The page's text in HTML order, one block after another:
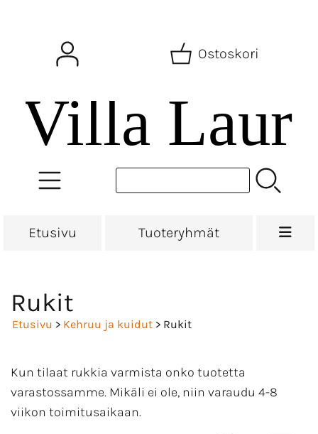
Ostoskori
Etusivu Tuoteryhmät
Rukit
Etusivu > Kehruu ja kuidut > Rukit
Kun tilaat rukkia varmista onko tuotetta
varastossamme. Mikäli ei ole, niin varaudu 4-8
viikon toimitusaikaan.